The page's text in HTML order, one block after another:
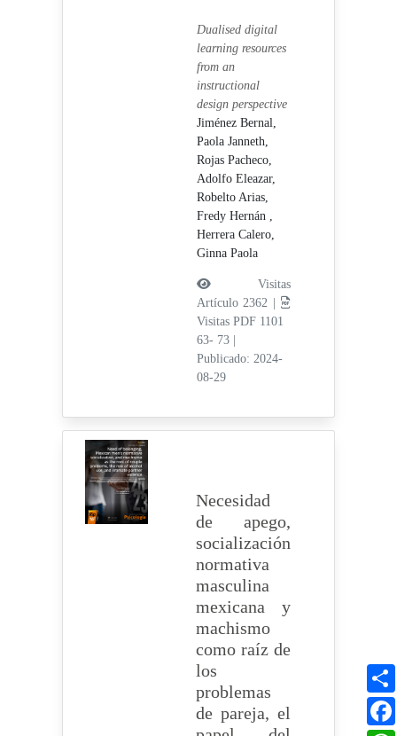
Dualised digital
learning resources
from an
instructional
design perspective
Jiménez Bernal,
Paola Janneth,
Rojas Pacheco,
Adolfo Eleazar,
Robelto Arias,
Fredy Hernán ,
Herrera Calero,
Ginna Paola
Visitas
Artículo 2362 |
Visitas PDF 1101
63- 73
Publicado: 2024-
08-29
Necesidad
de apego,
socialización
normativa
masculina
mexicana y
machismo
como raíz de
los
problemas
de pareja, el